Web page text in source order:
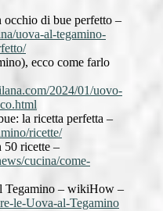
occhio di bue perfetto –
uova-al-tegamino-
ecco come farlo
2024/01/uovo-
la ricetta perfetta –
ricette/
50 ricette –
cucina/come-
Tegamino – wikiHow –
le-Uova-al-Tegamino